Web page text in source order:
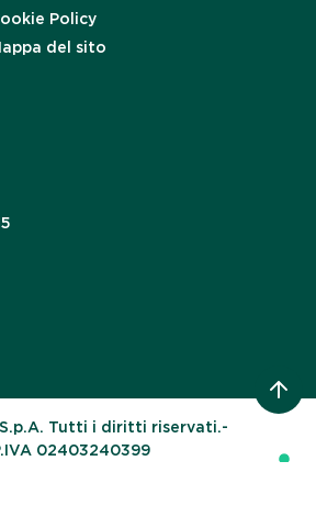
Policy
del sito
S.p.A. Tutti i diritti riservati.-
02403240399